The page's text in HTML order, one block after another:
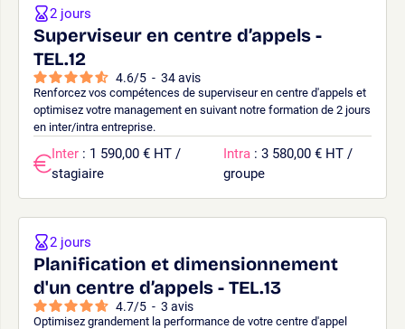
Superviseur en centre d’appels -
TEL.12
4.6/5 - 34avis
Renforcez vos compétences de superviseur en centre d'appels et
optimisez votre management en suivant notre formation de 2 jours
en inter/intra entreprise.
2 jours
Inter : 1 590,00 € HT /
stagiaire
Intra : 3 580,00 € HT /
groupe
Planification et dimensionnement
d'un centre d’appels - TEL.13
4.7/5 - 3 avis
Optimisez grandement la performance de votre centre d'appel
2 jours